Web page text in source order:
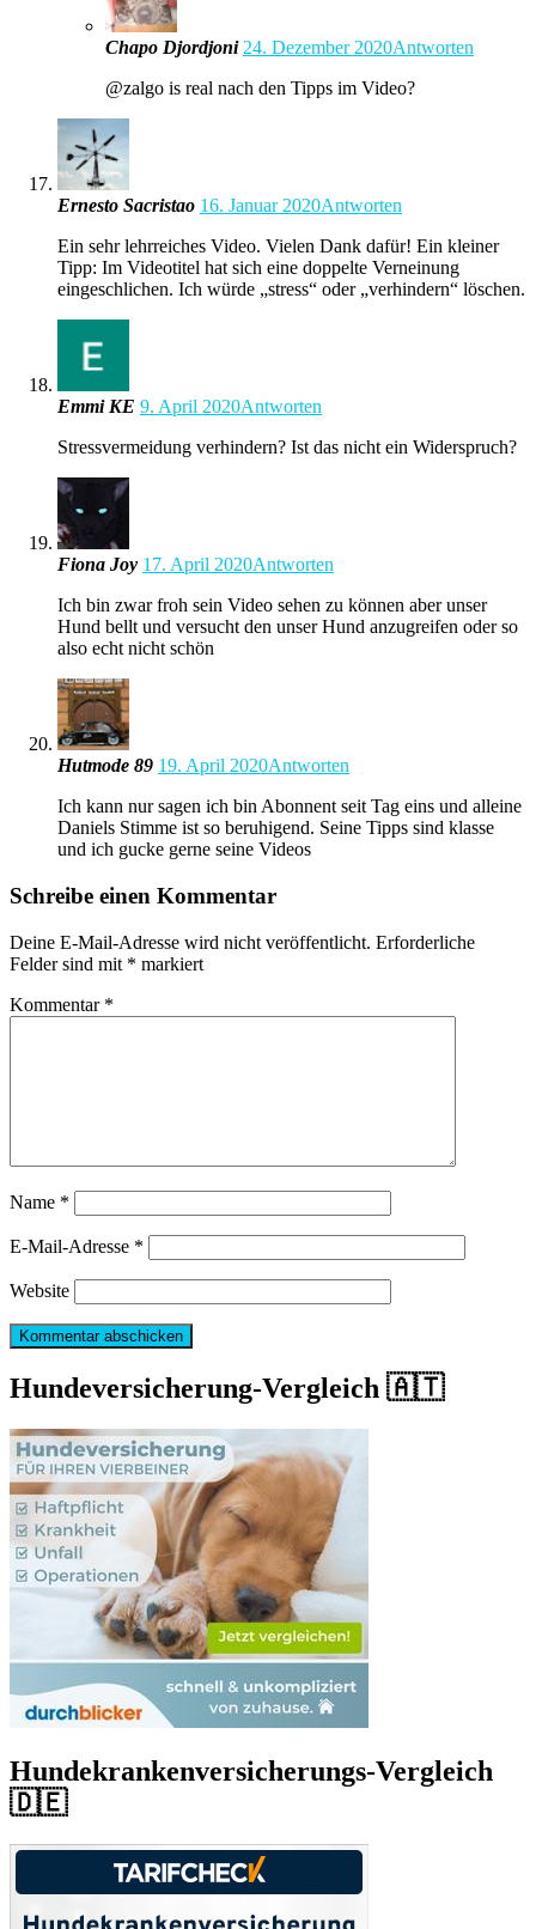
Chapo Djordjoni 24. Dezember 2020Antworten
@zalgo is real nach den Tipps im Video?
Ernesto Sacristao 16. Januar 2020Antworten
Ein sehr lehrreiches Video. Vielen Dank dafür! Ein kleiner
Tipp: Im Videotitel hat sich eine doppelte Verneinung
eingeschlichen. Ich würde „stress“ oder „verhindern“ löschen.
Emmi KE 9. April 2020Antworten
Stressvermeidung verhindern? Ist das nicht ein Widerspruch?
Fiona Joy 17. April 2020Antworten
Ich bin zwar froh sein Video sehen zu können aber unser
Hund bellt und versucht den unser Hund anzugreifen oder so
also echt nicht schön
Hutmode 89 19. April 2020Antworten
Ich kann nur sagen ich bin Abonnent seit Tag eins und alleine
Daniels Stimme ist so beruhigend. Seine Tipps sind klasse
und ich gucke gerne seine Videos
Schreibe einen Kommentar
Deine E-Mail-Adresse wird nicht veröffentlicht. Erforderliche
Felder sind mit * markiert
Kommentar *
Name *
E-Mail-Adresse *
Website
Hundeversicherung-Vergleich 🇦🇹
Hundekrankenversicherungs-Vergleich
🇩🇪